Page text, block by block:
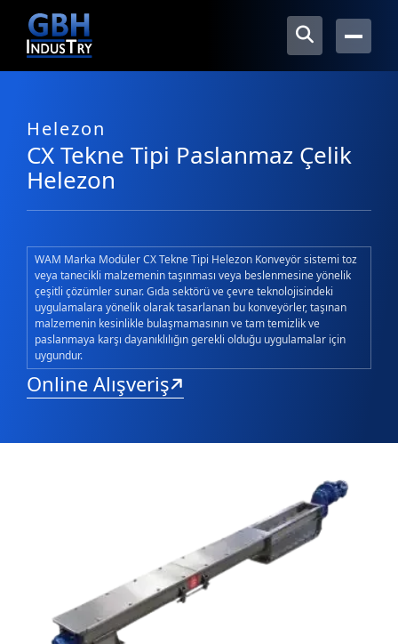
Helezon
CX Tekne Tipi Paslanmaz Çelik
Helezon
WAM Marka Modüler CX Tekne Tipi Helezon Konveyör sistemi toz
veya tanecikli malzemenin taşınması veya beslenmesine yönelik
çeşitli çözümler sunar. Gıda sektörü ve çevre teknolojisindeki
uygulamalara yönelik olarak tasarlanan bu konveyörler, taşınan
malzemenin kesinlikle bulaşmamasının ve tam temizlik ve
paslanmaya karşı dayanıklılığın gerekli olduğu uygulamalar için
uygundur.
Online Alışveriş